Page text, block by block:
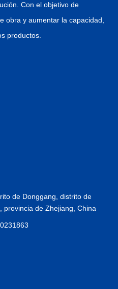
Con el objetivo de
obra y aumentar la capacidad,
productos.
de Donggang, distrito de
provincia de Zhejiang, China